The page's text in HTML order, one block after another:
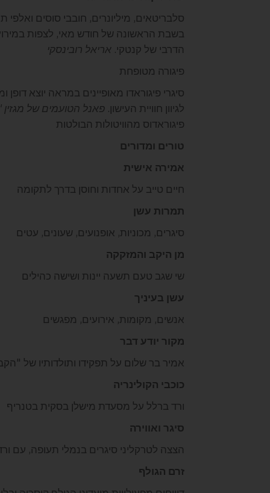
סלבריטאים, מיליונרים, חובבי סוסים ואלפי
בשבת הראשונה של חודש מאי, לצפות
הדרבי של קנטקי. אריאל רובינסקי
פיגורה מטופחת
סיגרי פיגוראדו מאופיינים במראה יוצא דופן
לגיוון חוויית העישון. פאנל הטועמים של מגזין
פיגוראדוס מהוויטולות הבולטות
טורים ומדורים
אמירה אישית
חיים טייב על אחדות וחוסן בדרך לתקומה
תמרות עשן
סיגרים, מכוניות, אופנועים, שעונים, עטים
מן היקב והמזקקה
שי שגב טעם תשעה יינות ושישה כהילים
עשן בעיניך
אנשים, מקומות, אירועים, מפגשים
מקור יודע דבר
אמיר בר שלום על תפקידו ותולדותיו של
כוכבי הקולינריה
ורד ברלל על מסעדת מישלן בסקית בטנריף
סיגר ואווירה
הצצה לטרקליני סיגרים בנמלי תעופה, עם
זרם הגולף